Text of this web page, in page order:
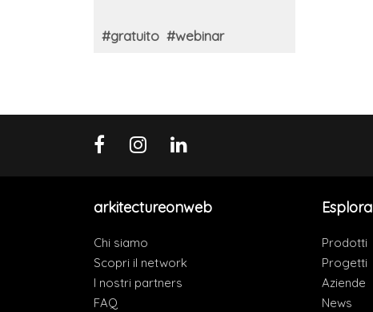
#gratuito #webinar
arkitectureonweb
Chi siamo
Scopri il network
I nostri partners
FAQ
Esplora
Prodotti
Progetti
Aziende
News